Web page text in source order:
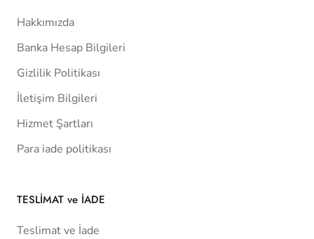
Hakkımızda
Banka Hesap Bilgileri
Gizlilik Politikası
İletişim Bilgileri
Hizmet Şartları
Para iade politikası
TESLİMAT ve İADE
Teslimat ve İade